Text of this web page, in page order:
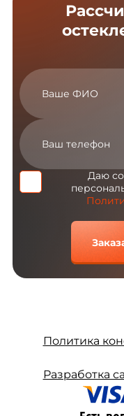
Даю
Политика
Разработка